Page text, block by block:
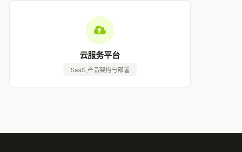
云服务平台
SaaS 产品架构与部署